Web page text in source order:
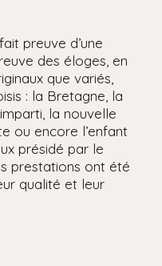
preuve d’une
des éloges, en
que variés,
: la Bretagne, la
la nouvelle
ou encore l’enfant
présidé par le
prestations ont été
qualité et leur